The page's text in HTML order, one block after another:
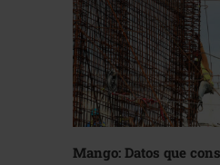
Mango: Datos que